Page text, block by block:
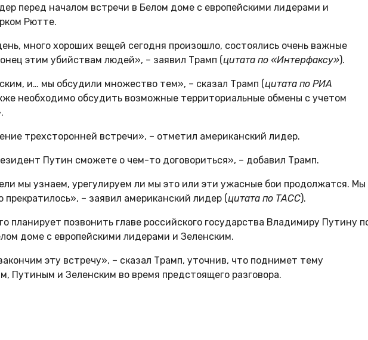
перед началом встречи в Белом доме с европейскими лидерами и
Рютте.
много хороших вещей сегодня произошло, состоялись очень важные
этим убийствам людей», – заявил Трамп (цитата по «Интерфаксу»).
и… мы обсудили множество тем», – сказал Трамп (цитата по РИА
необходимо обсудить возможные территориальные обмены с учетом
трехсторонней встречи», – отметил американский лидер.
Путин сможете о чем-то договориться», – добавил Трамп.
мы узнаем, урегулируем ли мы это или эти ужасные бои продолжатся. Мы
– заявил американский лидер (цитата по ТАСС).
планирует позвонить главе российского государства Владимиру Путину
доме с европейскими лидерами и Зеленским.
эту встречу», – сказал Трамп, уточнив, что поднимет тему
Путиным и Зеленским во время предстоящего разговора.